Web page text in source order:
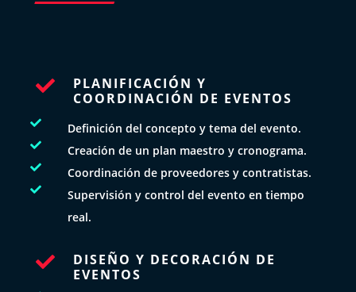

PLANIFICACIÓN Y
COORDINACIÓN DE EVENTOS
 Definición del concepto y tema del evento.
 Creación de un plan maestro y cronograma.
 Coordinación de proveedores y contratistas.

Supervisión y control del evento en tiempo
real.

DISEÑO Y DECORACIÓN DE
EVENTOS